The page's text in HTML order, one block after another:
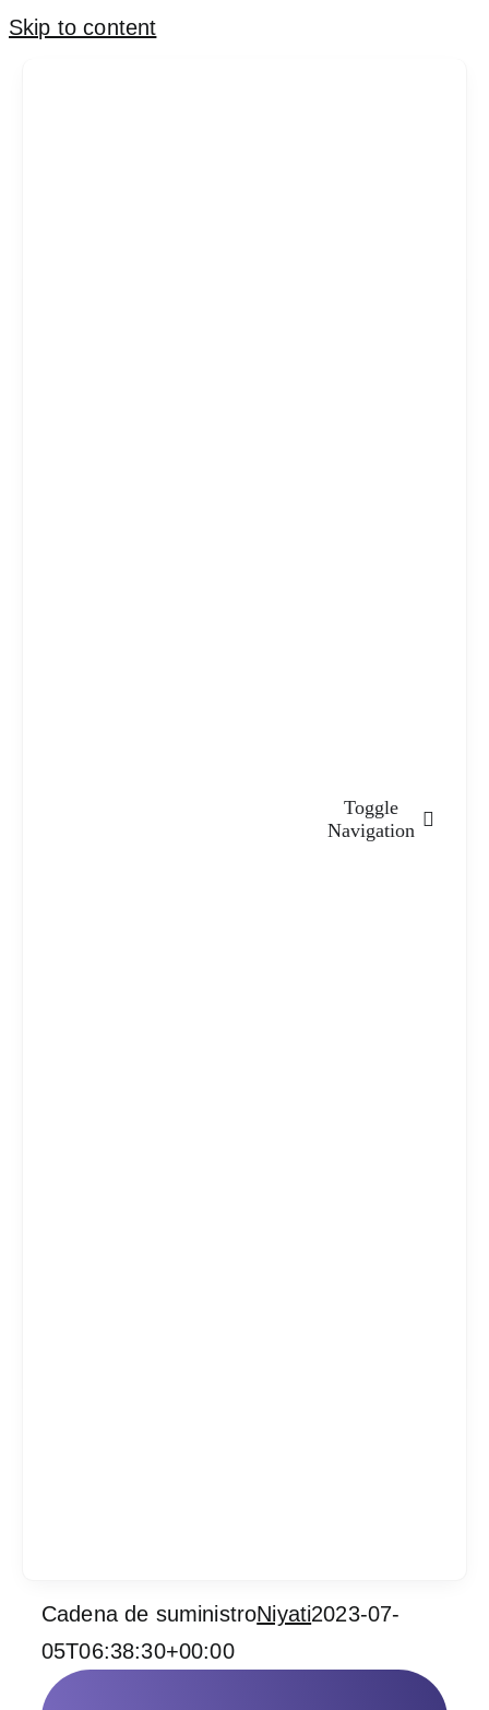
Skip to content
Toggle
Navigation
Services
Cadena de suministroNiyati2023-07-
05T06:38:30+00:00